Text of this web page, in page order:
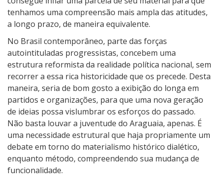
tenhamos uma compreensão mais ampla das atitudes,
a longo prazo, de maneira equivalente.
No Brasil contemporâneo, parte das forças
autointituladas progressistas, concebem uma
estrutura reformista da realidade política nacional, sem
recorrer a essa rica historicidade que os precede. Desta
maneira, seria de bom gosto a exibição do longa em
partidos e organizações, para que uma nova geração
de ideias possa vislumbrar os esforços do passado.
Não basta louvar a juventude do Araguaia, apenas. É
uma necessidade estrutural que haja propriamente um
debate em torno do materialismo histórico dialético,
enquanto método, compreendendo sua mudança de
funcionalidade.